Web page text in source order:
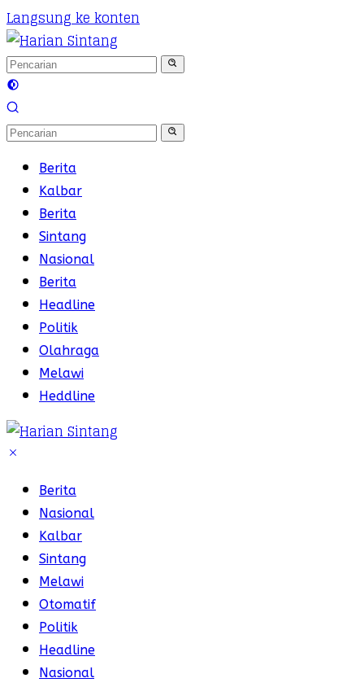
Langsung ke konten
Berita
Kalbar
Berita
Sintang
Nasional
Berita
Headline
Politik
Olahraga
Melawi
Heddline
Berita
Nasional
Kalbar
Sintang
Melawi
Otomatif
Politik
Headline
Nasional